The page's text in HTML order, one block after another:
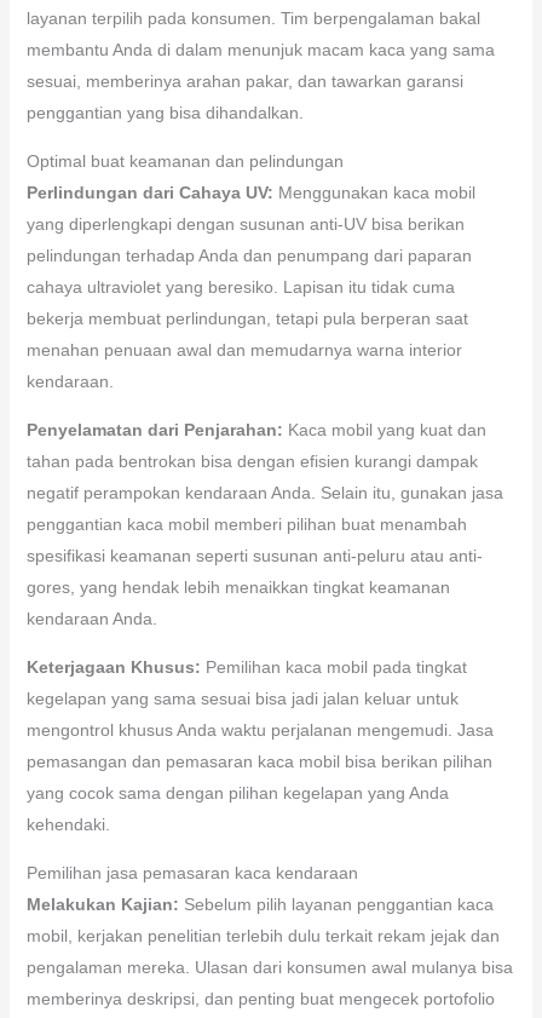
layanan terpilih pada konsumen. Tim berpengalaman bakal
membantu Anda di dalam menunjuk macam kaca yang sama
sesuai, memberinya arahan pakar, dan tawarkan garansi
penggantian yang bisa dihandalkan.
Optimal buat keamanan dan pelindungan
Perlindungan dari Cahaya UV: Menggunakan kaca mobil
yang diperlengkapi dengan susunan anti-UV bisa berikan
pelindungan terhadap Anda dan penumpang dari paparan
cahaya ultraviolet yang beresiko. Lapisan itu tidak cuma
bekerja membuat perlindungan, tetapi pula berperan saat
menahan penuaan awal dan memudarnya warna interior
kendaraan.
Penyelamatan dari Penjarahan: Kaca mobil yang kuat dan
tahan pada bentrokan bisa dengan efisien kurangi dampak
negatif perampokan kendaraan Anda. Selain itu, gunakan jasa
penggantian kaca mobil memberi pilihan buat menambah
spesifikasi keamanan seperti susunan anti-peluru atau anti-
gores, yang hendak lebih menaikkan tingkat keamanan
kendaraan Anda.
Keterjagaan Khusus: Pemilihan kaca mobil pada tingkat
kegelapan yang sama sesuai bisa jadi jalan keluar untuk
mengontrol khusus Anda waktu perjalanan mengemudi. Jasa
pemasangan dan pemasaran kaca mobil bisa berikan pilihan
yang cocok sama dengan pilihan kegelapan yang Anda
kehendaki.
Pemilihan jasa pemasaran kaca kendaraan
Melakukan Kajian: Sebelum pilih layanan penggantian kaca
mobil, kerjakan penelitian terlebih dulu terkait rekam jejak dan
pengalaman mereka. Ulasan dari konsumen awal mulanya bisa
memberinya deskripsi, dan penting buat mengecek portofolio